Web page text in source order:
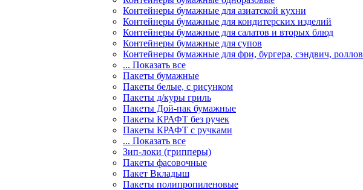
Контейнеры бумажные для азиатской кухни
Контейнеры бумажные для кондитерских изделий
Контейнеры бумажные для салатов и вторых блюд
Контейнеры бумажные для супов
Контейнеры бумажные для фри, бургера, сэндвич, роллов
... Показать все
Пакеты бумажные
Пакеты белые, с рисунком
Пакеты д/куры гриль
Пакеты Дой-пак бумажные
Пакеты КРАФТ без ручек
Пакеты КРАФТ с ручками
... Показать все
Зип-локи (грипперы)
Пакеты фасовочные
Пакет Вкладыш
Пакеты полипропиленовые